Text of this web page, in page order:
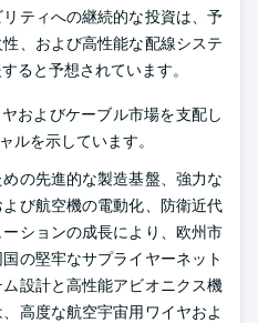
ティへの継続的な投資は、予
、および高性能な配線システ
ると予想されています。
およびケーブル市場を支配し
ルを示しています。
の先進的な製造基盤、強力な
び航空機の電動化、防衛近代
ションの成長により、欧州市
の堅牢なサプライヤーネット
設計と高性能アビオニクス機
高度な航空宇宙用ワイヤおよ